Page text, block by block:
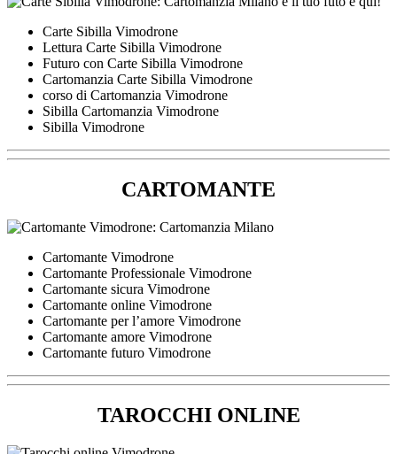
Carte Sibilla Vimodrone
Lettura Carte Sibilla Vimodrone
Futuro con Carte Sibilla Vimodrone
Cartomanzia Carte Sibilla Vimodrone
corso di Cartomanzia Vimodrone
Sibilla Cartomanzia Vimodrone
Sibilla Vimodrone
CARTOMANTE
Cartomante Vimodrone
Cartomante Professionale Vimodrone
Cartomante sicura Vimodrone
Cartomante online Vimodrone
Cartomante per l’amore Vimodrone
Cartomante amore Vimodrone
Cartomante futuro Vimodrone
TAROCCHI ONLINE